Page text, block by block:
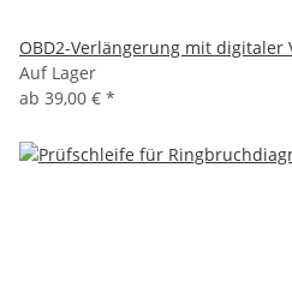
OBD2-Verlängerung mit digitaler
Auf Lager
ab 39,00 € *